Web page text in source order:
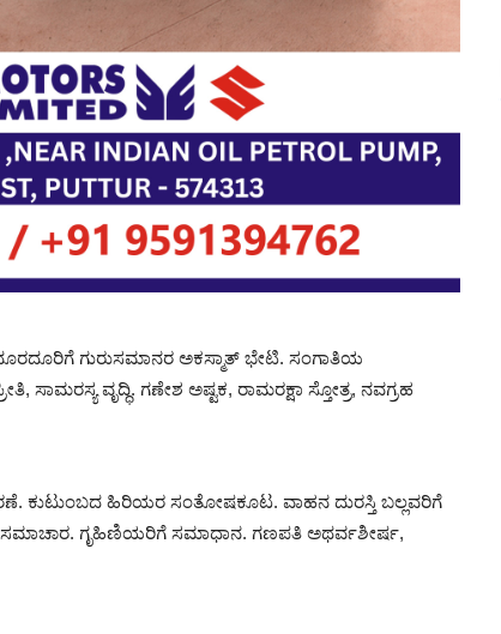
ಗುರುಸಮಾನರ ಅಕಸ್ಮಾತ್ ಭೇಟಿ. ಸಂಗಾತಿಯ
ಸಾಮರಸ್ಯ ವೃದ್ಧಿ. ಗಣೇಶ ಅಷ್ಟಕ, ರಾಮರಕ್ಷಾ ಸ್ತೋತ್ರ, ನವಗ್ರಹ
ಕುಟುಂಬದ ಹಿರಿಯರ ಸಂತೋಷಕೂಟ. ವಾಹನ ದುರಸ್ತಿ ಬಲ್ಲವರಿಗೆ
ಗೃಹಿಣಿಯರಿಗೆ ಸಮಾಧಾನ. ಗಣಪತಿ ಅಥರ್ವಶೀರ್ಷ,